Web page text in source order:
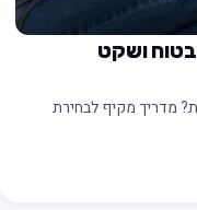
ושקט
מדריך מקיף לבחירת